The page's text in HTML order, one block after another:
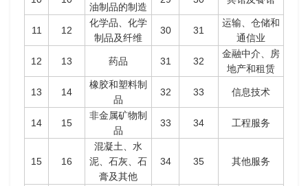
油制品的制造
11 12
化学品、化学
制品及纤维
30 31
运输、仓储和
通信业
12 13 药品 31 32
金融中介、房
地产和租赁
13 14
橡胶和塑料制
品
32 33 信息技术
14 15
非金属矿物制
品
33 34 工程服务
15 16
混凝土、水
泥、石灰、石
膏及其他
34 35 其他服务